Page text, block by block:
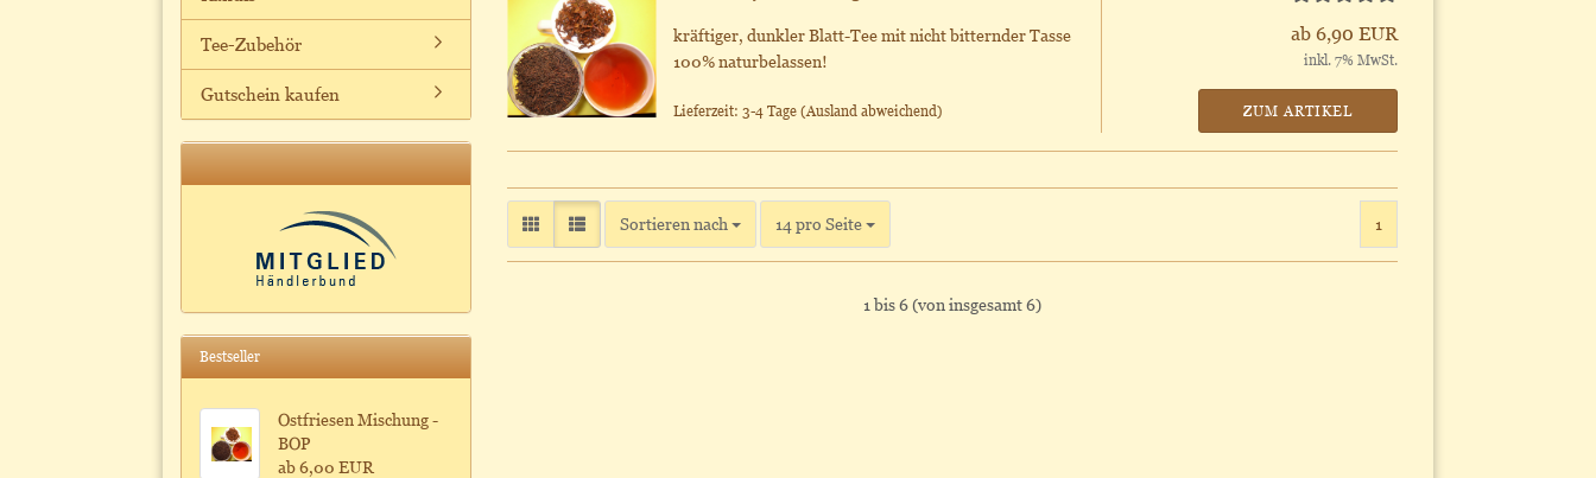
kräftiger, dunkler Blatt-Tee mit nicht bitternder Tasse
100% naturbelassen!
Lieferzeit: 3-4 Tage (Ausland abweichend)
ab 6,90 EUR
inkl. 7% MwSt.
ZUM ARTIKEL
Sortieren nach
Sortieren nach 14 pro Seite
pro Seite 1
1 bis6(von insgesamt6)
Tee-Zubehör
Gutschein kaufen
Bestseller
Ostfriesen Mischung -
BOP
ab 6,00 EUR